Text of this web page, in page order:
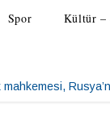
Spor Kültür –